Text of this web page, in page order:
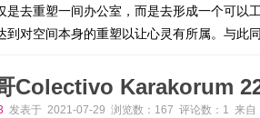
是去重塑一间办公室，而是去形成一个可
到对空间本身的重塑以让心灵有所属。与此
Colectivo Karakorum
发表于 2021-07-29 浏览数：167 评论数：1 来